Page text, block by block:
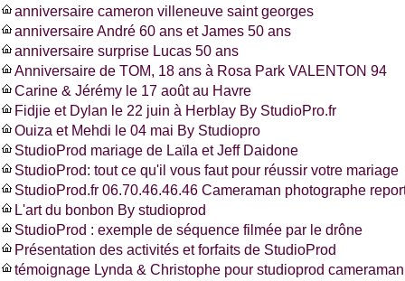
anniversaire cameron villeneuve saint georges
anniversaire André 60 ans et James 50 ans
anniversaire surprise Lucas 50 ans
Anniversaire de TOM, 18 ans à Rosa Park VALENTON 94
Carine & Jérémy le 17 août au Havre
Fidjie et Dylan le 22 juin à Herblay By StudioPro.fr
Ouiza et Mehdi le 04 mai By Studiopro
StudioProd mariage de Laïla et Jeff Daidone
StudioProd: tout ce qu'il vous faut pour réussir votre mariage
StudioProd.fr 06.70.46.46.46 Cameraman photographe
L'art du bonbon By studioprod
StudioProd : exemple de séquence filmée par le drône
Présentation des activités et forfaits de StudioProd
témoignage Lynda & Christophe pour studioprod